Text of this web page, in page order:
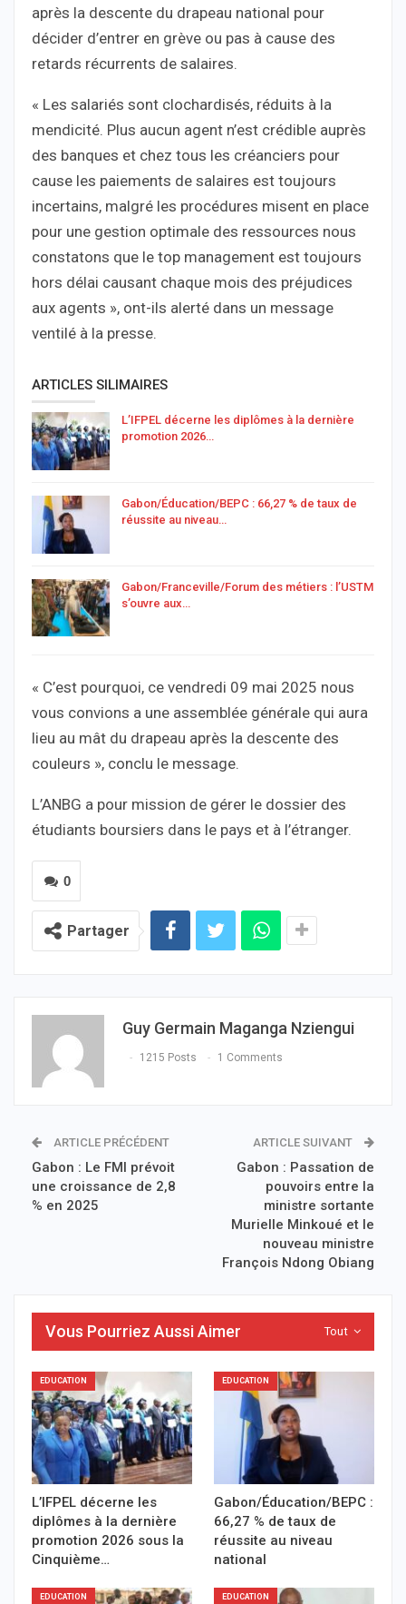
après la descente du drapeau national pour
décider d’entrer en grève ou pas à cause des
retards récurrents de salaires.
« Les salariés sont clochardisés, réduits à la
mendicité. Plus aucun agent n’est crédible auprès
des banques et chez tous les créanciers pour
cause les paiements de salaires est toujours
incertains, malgré les procédures misent en place
pour une gestion optimale des ressources nous
constatons que le top management est toujours
hors délai causant chaque mois des préjudices
aux agents », ont-ils alerté dans un message
ventilé à la presse.
ARTICLES SILIMAIRES
L’IFPEL décerne les diplômes à la dernière
promotion 2026…
Gabon/Éducation/BEPC : 66,27 % de taux de
réussite au niveau…
Gabon/Franceville/Forum des métiers : l’USTM
s’ouvre aux…
« C’est pourquoi, ce vendredi 09 mai 2025 nous
vous convions a une assemblée générale qui aura
lieu au mât du drapeau après la descente des
couleurs », conclu le message.
L’ANBG a pour mission de gérer le dossier des
étudiants boursiers dans le pays et à l’étranger.
0
Partager
Guy Germain Maganga Nziengui
1215 Posts 1 Comments
ARTICLE PRÉCÉDENT
Gabon : Le FMI prévoit
une croissance de 2,8
% en 2025
ARTICLE SUIVANT
Gabon : Passation de
pouvoirs entre la
ministre sortante
Murielle Minkoué et le
nouveau ministre
François Ndong Obiang
Tout
Vous Pourriez Aussi Aimer
EDUCATION
L’IFPEL décerne les
diplômes à la dernière
promotion 2026 sous la
Cinquième…
EDUCATION
Gabon/Éducation/BEPC :
66,27 % de taux de
réussite au niveau
national
EDUCATION EDUCATION